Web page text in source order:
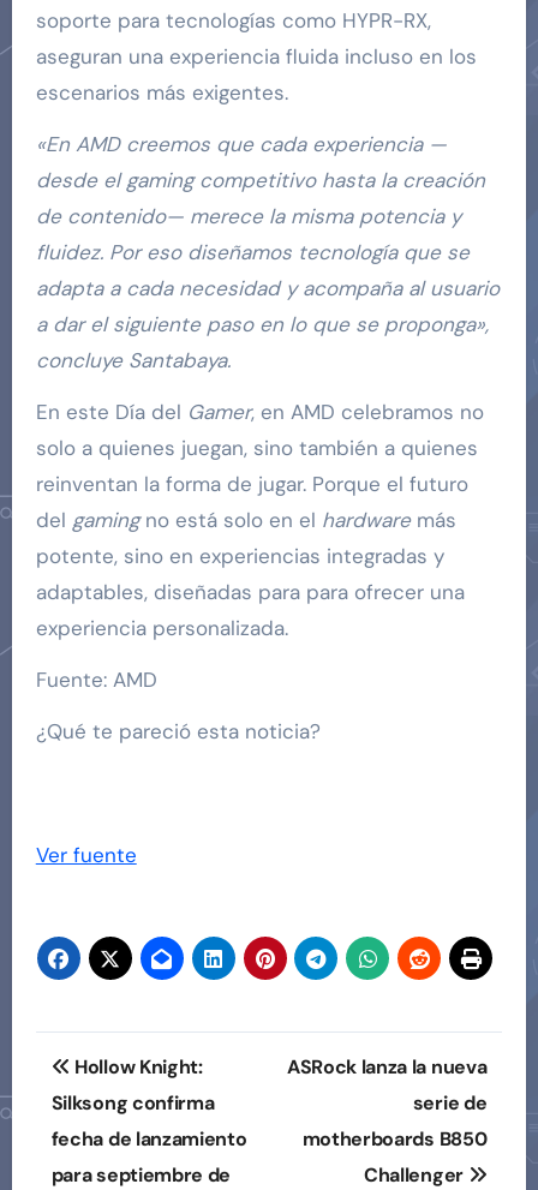
soporte para tecnologías como HYPR-RX,
aseguran una experiencia fluida incluso en los
escenarios más exigentes.
«En AMD creemos que cada experiencia —
desde el gaming competitivo hasta la creación
de contenido— merece la misma potencia y
fluidez. Por eso diseñamos tecnología que se
adapta a cada necesidad y acompaña al usuario
a dar el siguiente paso en lo que se proponga»,
concluye Santabaya.
En este Día del Gamer, en AMD celebramos no
solo a quienes juegan, sino también a quienes
reinventan la forma de jugar. Porque el futuro
del gamingno está solo en el hardwaremás
potente, sino en experiencias integradas y
adaptables, diseñadas para para ofrecer una
experiencia personalizada.
Fuente: AMD
¿Qué te pareció esta noticia?
Ver fuente
Navegación
de
entradas
Hollow Knight:
Silksong confirma
fecha de lanzamiento
para septiembre de
ASRock lanza la nueva
serie de
motherboards B850
Challenger